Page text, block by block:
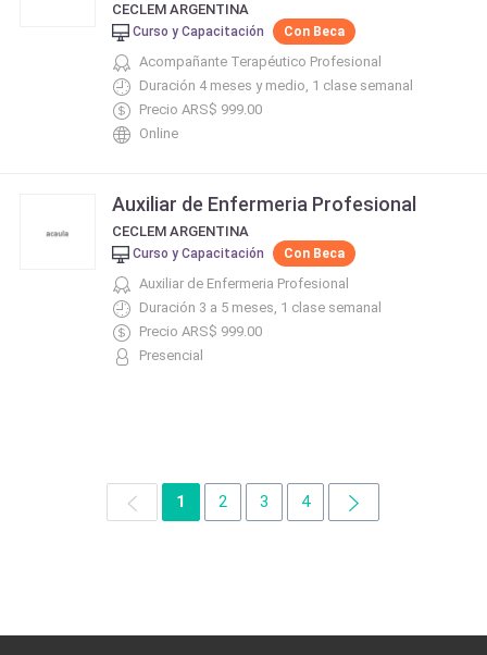
CECLEM ARGENTINA
Curso y Capacitación Con Beca
Acompañante Terapéutico Profesional
Duración 4 meses y medio, 1 clase semanal
Precio ARS$ 999.00
Online
Auxiliar de Enfermeria Profesional
CECLEM ARGENTINA
Curso y Capacitación Con Beca
Auxiliar de Enfermeria Profesional
Duración 3 a 5 meses, 1 clase semanal
Precio ARS$ 999.00
Presencial
1 2 3 4